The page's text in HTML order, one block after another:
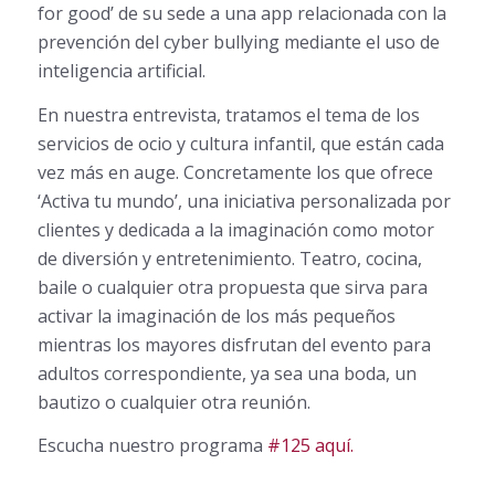
for good’ de su sede a una app relacionada con la
prevención del cyber bullying mediante el uso de
inteligencia artificial.
En nuestra entrevista, tratamos el tema de los
servicios de ocio y cultura infantil, que están cada
vez más en auge. Concretamente los que ofrece
‘Activa tu mundo’, una iniciativa personalizada por
clientes y dedicada a la imaginación como motor
de diversión y entretenimiento. Teatro, cocina,
baile o cualquier otra propuesta que sirva para
activar la imaginación de los más pequeños
mientras los mayores disfrutan del evento para
adultos correspondiente, ya sea una boda, un
bautizo o cualquier otra reunión.
Escucha nuestro programa #125 aquí.